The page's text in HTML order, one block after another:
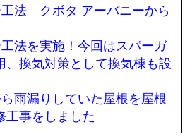
法 クボタ アーバニーから
法を実施！今回はスパーガ
、換気対策として換気棟も設
雨漏りしていた屋根を屋根
工事をしました